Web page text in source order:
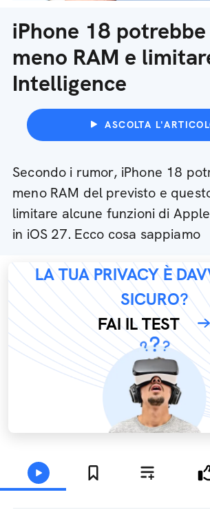
iPhone 18
meno RAM e
Intelligence
ASCOLTA
Secondo i rumor, iPhone 18
meno RAM del previsto e
limitare alcune funzioni di
in iOS 27. Ecco cosa sappiamo
LA TUA PRIVACY È
SICURO?
FAI IL TEST